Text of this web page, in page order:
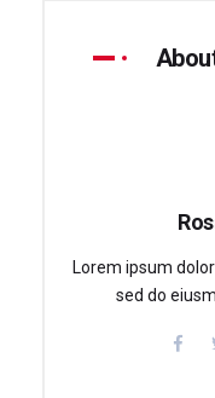
Lorem ipsum
sed do